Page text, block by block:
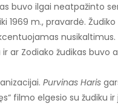
buvo ilgai neatpažinto
1969 m., pravardė.
nusikaltimus.
Zodiako žudikas buvo
Purvinas Haris
filmo elgesio su žudiku ir